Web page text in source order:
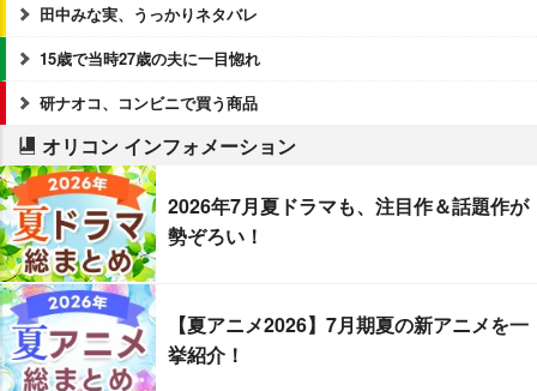
田中みな実、うっかりネタバレ
15歳で当時27歳の夫に一目惚れ
研ナオコ、コンビニで買う商品
オリコン インフォメーション
2026年7月夏ドラマも、注目作＆話題作が
勢ぞろい！
【夏アニメ2026】7月期夏の新アニメを一
挙紹介！